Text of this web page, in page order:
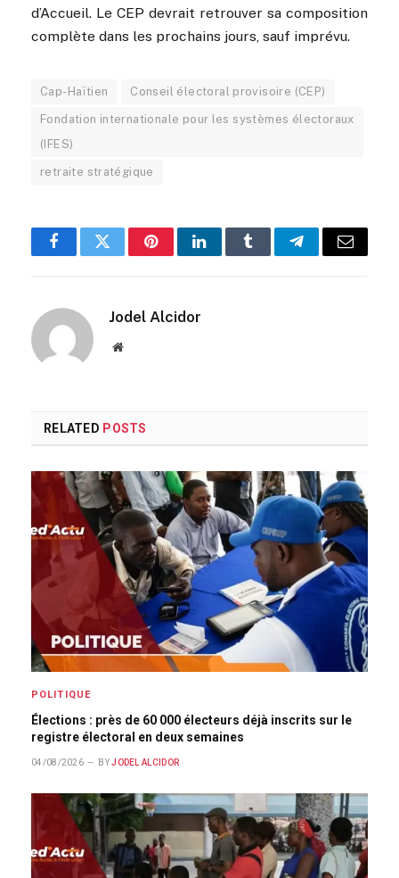
d’Accueil. Le CEP devrait retrouver sa composition
complète dans les prochains jours, sauf imprévu.
Cap-Haïtien Conseil électoral provisoire (CEP)
Fondation internationale pour les systèmes électoraux
(IFES)
retraite stratégique
FacebookTwitterPinterestLinkedInTumblrTelegramEmail
Jodel Alcidor
Website
RELATED POSTS
POLITIQUE
Élections : près de 60 000 électeurs déjà inscrits sur le
registre électoral en deux semaines
04/08/2026 BY JODEL ALCIDOR